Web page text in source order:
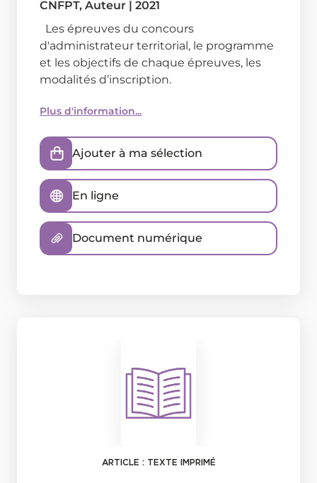
CNFPT, Auteur | 2021
Les épreuves du concours
d'administrateur territorial, le programme
et les objectifs de chaque épreuves, les
modalités d’inscription.
Plus d'information...
Ajouter à ma sélection
En ligne
Document numérique
ARTICLE : TEXTE IMPRIMÉ